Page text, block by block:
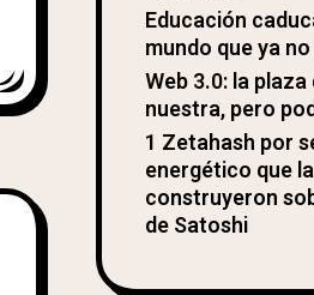
Educación
mundo que ya
Web 3.0: la
nuestra, pero
1 Zetahash por
energético que
construyeron
de Satoshi